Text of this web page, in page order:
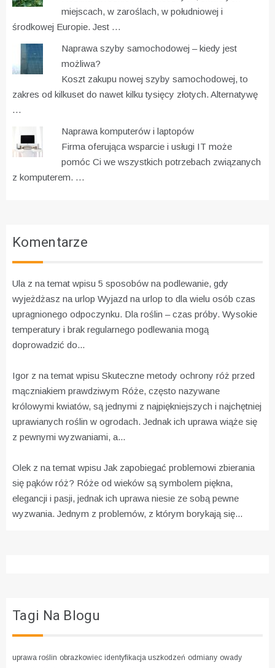
miejscach, w zaroślach, w południowej i
środkowej Europie. Jest …
Naprawa szyby samochodowej – kiedy jest
możliwa?
Koszt zakupu nowej szyby samochodowej, to
zakres od kilkuset do nawet kilku tysięcy złotych. Alternatywę
…
Naprawa komputerów i laptopów
Firma oferująca wsparcie i usługi IT może
pomóc Ci we wszystkich potrzebach związanych
z komputerem. …
Komentarze
Ula z na temat wpisu 5 sposobów na podlewanie, gdy
wyjeżdżasz na urlop Wyjazd na urlop to dla wielu osób czas
upragnionego odpoczynku. Dla roślin – czas próby. Wysokie
temperatury i brak regularnego podlewania mogą
doprowadzić do...
Igor z na temat wpisu Skuteczne metody ochrony róż przed
mączniakiem prawdziwym Róże, często nazywane
królowymi kwiatów, są jednymi z najpiękniejszych i najchętniej
uprawianych roślin w ogrodach. Jednak ich uprawa wiąże się
z pewnymi wyzwaniami, a...
Olek z na temat wpisu Jak zapobiegać problemowi zbierania
się pąków róż? Róże od wieków są symbolem piękna,
elegancji i pasji, jednak ich uprawa niesie ze sobą pewne
wyzwania. Jednym z problemów, z którym borykają się...
Tagi Na Blogu
uprawa roślin obrazkowiec identyfikacja uszkodzeń odmiany owady